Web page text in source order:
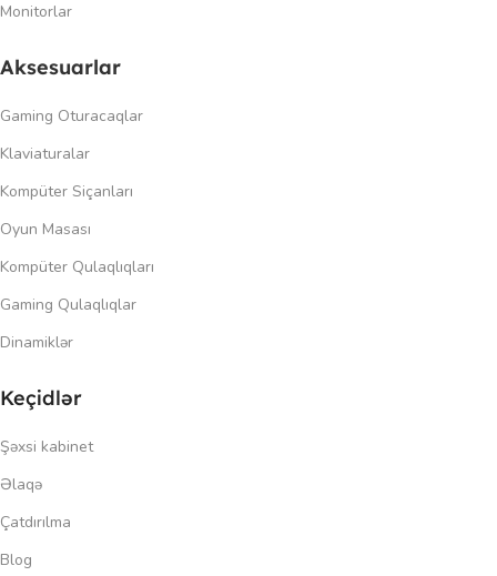
Monitorlar
Aksesuarlar
Gaming Oturacaqlar
Klaviaturalar
Kompüter Siçanları
Oyun Masası
Kompüter Qulaqlıqları
Gaming Qulaqlıqlar
Dinamiklər
Keçidlər
Şəxsi kabinet
Əlaqə
Çatdırılma
Blog